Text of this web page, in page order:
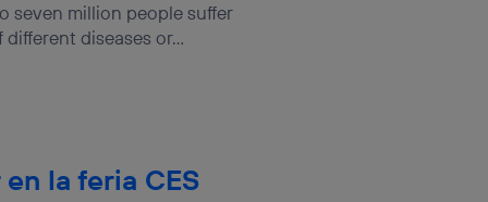
seven million people suffer
diseases or...
la feria CES